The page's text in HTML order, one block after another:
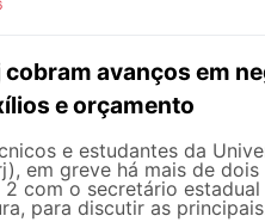
cobram avanços em
e orçamento
e estudantes da
em greve há mais de dois
com o secretário estadual
para discutir as